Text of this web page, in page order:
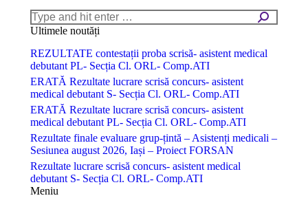
Search:
Ultimele noutăți
REZULTATE contestații proba scrisă- asistent medical
debutant PL- Secția Cl. ORL- Comp.ATI
ERATĂ Rezultate lucrare scrisă concurs- asistent
medical debutant S- Secția Cl. ORL- Comp.ATI
ERATĂ Rezultate lucrare scrisă concurs- asistent
medical debutant PL- Secția Cl. ORL- Comp.ATI
Rezultate finale evaluare grup-țintă – Asistenți medicali –
Sesiunea august 2026, Iași – Proiect FORSAN
Rezultate lucrare scrisă concurs- asistent medical
debutant S- Secția Cl. ORL- Comp.ATI
Meniu